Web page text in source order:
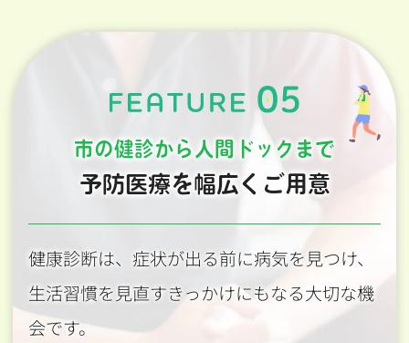
市の健診から人間ドックまで
予防医療を幅広くご用意
健康診断は、症状が出る前に病気を見つけ、
生活習慣を見直すきっかけにもなる大切な機
会です。